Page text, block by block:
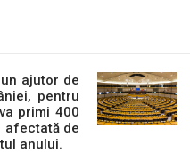
ajutor de
pentru
primi 400
afectată de
anului.